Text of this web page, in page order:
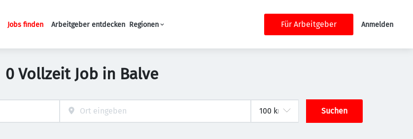
Haupt-Navigation
Jobs finden Arbeitgeber entdecken Regionen Für Arbeitgeber Anmelden
0 Vollzeit Job in Balve
Suchen